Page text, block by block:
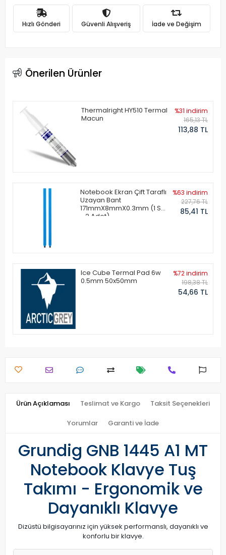
Hızlı Gönderi Güvenli Alışveriş İade ve Değişim
Önerilen Ürünler
Thermalright HY510 Termal
Macun
%31 indirim
165,13 TL
113,88 TL
Notebook Ekran Çift Taraflı
Uzayan Bant
171mmX8mmX0.3mm (1 Set
- 2 Adet)
%63 indirim
227,76 TL
85,41 TL
Ice Cube Termal Pad 6w
0.5mm 50x50mm
%72 indirim
198,38 TL
54,66 TL
Ürün Açıklaması Teslimat ve Kargo Taksit Seçenekleri
Yorumlar Garanti ve İade
Grundig GNB 1445 A1 MT
Notebook Klavye Tuş
Takımı - Ergonomik ve
Dayanıklı Klavye
Dizüstü bilgisayarınız için yüksek performanslı, dayanıklı ve
konforlu bir klavye.